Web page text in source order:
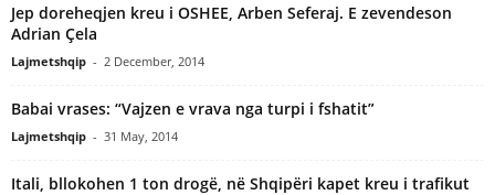
Jep doreheqjen kreu i OSHEE, Arben Seferaj. E zevendeson
Adrian Çela
Lajmetshqip - 2 December, 2014
Babai vrases: “Vajzen e vrava nga turpi i fshatit”
Lajmetshqip - 31 May, 2014
Itali, bllokohen 1 ton drogë, në Shqipëri kapet kreu i trafikut